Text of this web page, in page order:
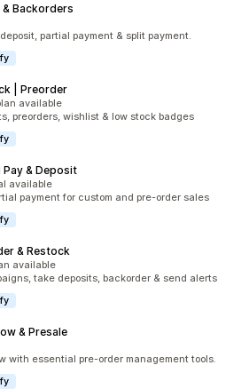
Backorders
partial payment & split payment.
| Preorder
available
preorders, wishlist & low stock badges
& Deposit
available
payment for custom and pre-order sales
& Restock
available
take deposits, backorder & send alerts
& Presale
with essential pre-order management tools.